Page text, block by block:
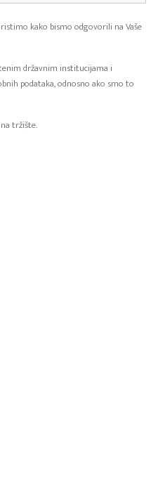
kako bismo odgovorili na Vaše
državnim institucijama i
podataka, odnosno ako smo to
tržište.